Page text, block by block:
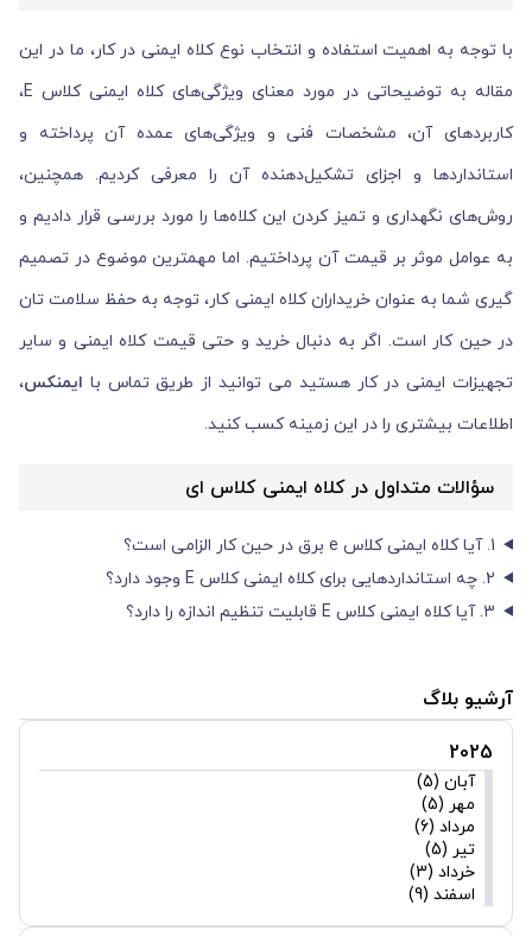
با توجه به اهمیت استفاده و انتخاب نوع کلاه ایمنی در کار، ما در این
مقاله به توضیحاتی در مورد معنای ویژگی‌های کلاه ایمنی کلاس E،
کاربردهای آن، مشخصات فنی و ویژگی‌های عمده آن پرداخته و
استانداردها و اجزای تشکیل‌دهنده آن را معرفی کردیم. همچنین،
روش‌های نگهداری و تمیز کردن این کلاه‌ها را مورد بررسی قرار دادیم و
به عوامل موثر بر قیمت آن پرداختیم. اما مهمترین موضوع در تصمیم
گیری شما به عنوان خریداران کلاه ایمنی کار، توجه به حفظ سلامت تان
در حین کار است. اگر به دنبال خرید و حتی قیمت کلاه ایمنی و سایر
تجهیزات ایمنی در کار هستید می توانید از طریق تماس با ایمنکس،
اطلاعات بیشتری را در این زمینه کسب کنید.
سؤالات متداول در کلاه ایمنی کلاس ای
1. آیا کلاه ایمنی کلاس e برق در حین کار الزامی است؟
2. چه استانداردهایی برای کلاه ایمنی کلاس E وجود دارد؟
3. آیا کلاه ایمنی کلاس E قابلیت تنظیم اندازه را دارد؟
آرشیو بلاگ
2025
آبان (5)
مهر (5)
مرداد (6)
تیر (5)
خرداد (3)
اسفند (9)